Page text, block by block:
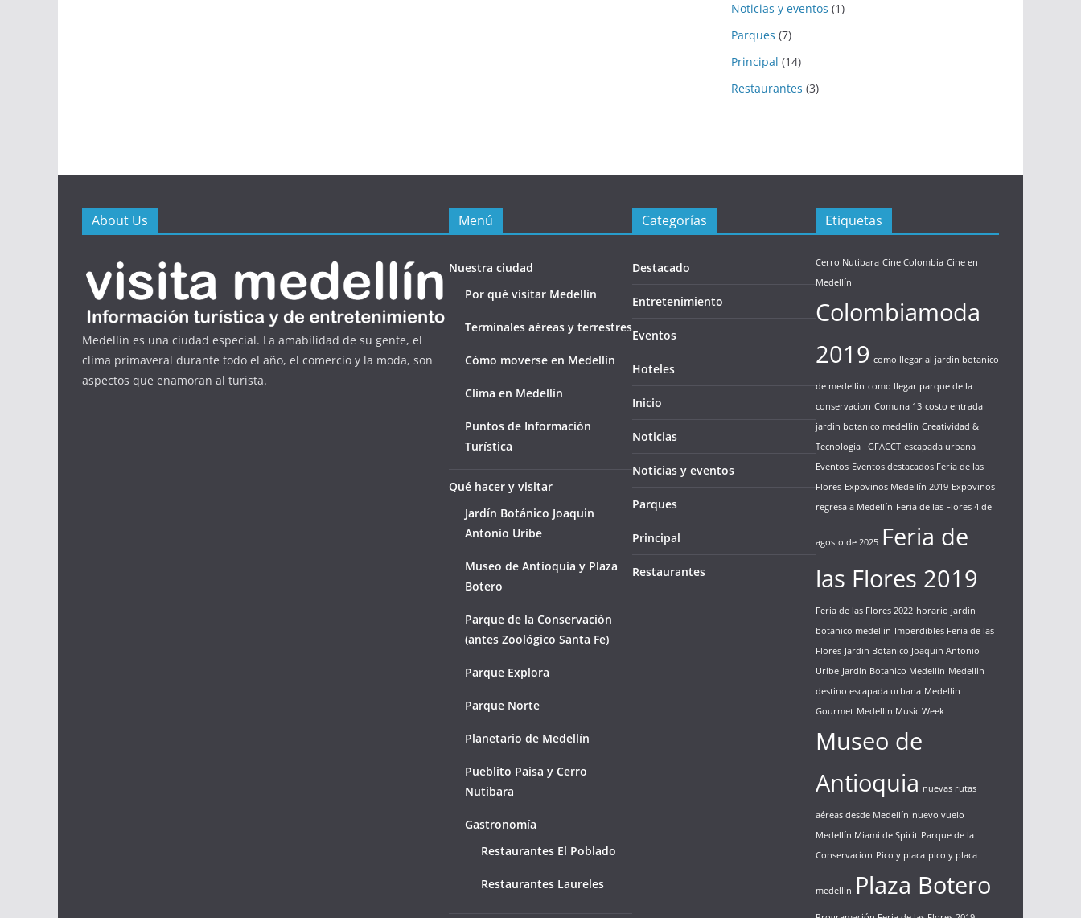
Noticias y eventos (1)
Parques (7)
Principal (14)
Restaurantes (3)
About Us
Medellín es una ciudad especial. La amabilidad de su gente, el
clima primaveral durante todo el año, el comercio y la moda, son
aspectos que enamoran al turista.
Menú
Nuestra ciudad
Por qué visitar Medellín
Terminales aéreas y terrestres
Cómo moverse en Medellín
Clima en Medellín
Puntos de Información
Turística
Qué hacer y visitar
Jardín Botánico Joaquin
Antonio Uribe
Museo de Antioquia y Plaza
Botero
Parque de la Conservación
(antes Zoológico Santa Fe)
Parque Explora
Parque Norte
Planetario de Medellín
Pueblito Paisa y Cerro
Nutibara
Gastronomía
Restaurantes El Poblado
Restaurantes Laureles
Categorías
Destacado
Entretenimiento
Eventos
Hoteles
Inicio
Noticias
Noticias y eventos
Parques
Principal
Restaurantes
Etiquetas
Cerro Nutibara Cine Colombia Cine en
Medellín
Colombiamoda
2019 como llegar al jardin botanico
de medellin como llegar parque de la
conservacion Comuna 13 costo entrada
jardin botanico medellin Creatividad &
Tecnología –GFACCT escapada urbana
Eventos Eventos destacados Feria de las
Flores Expovinos Medellín 2019 Expovinos
regresa a Medellín Feria de las Flores 4 de
agosto de 2025 Feria de
las Flores 2019
Feria de las Flores 2022 horario jardin
botanico medellin Imperdibles Feria de las
Flores Jardin Botanico Joaquin Antonio
Uribe Jardin Botanico Medellin Medellin
destino escapada urbana Medellin
Gourmet Medellin Music Week
Museo de
Antioquia nuevas rutas
aéreas desde Medellín nuevo vuelo
Medellín Miami de Spirit Parque de la
Conservacion Pico y placa pico y placa
medellin Plaza Botero